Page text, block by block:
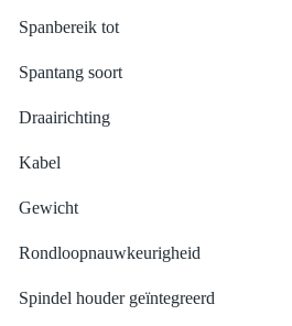
Spanbereik tot
Spantang soort
Draairichting
Kabel
Gewicht
Rondloopnauwkeurigheid
Spindel houder geïntegreerd